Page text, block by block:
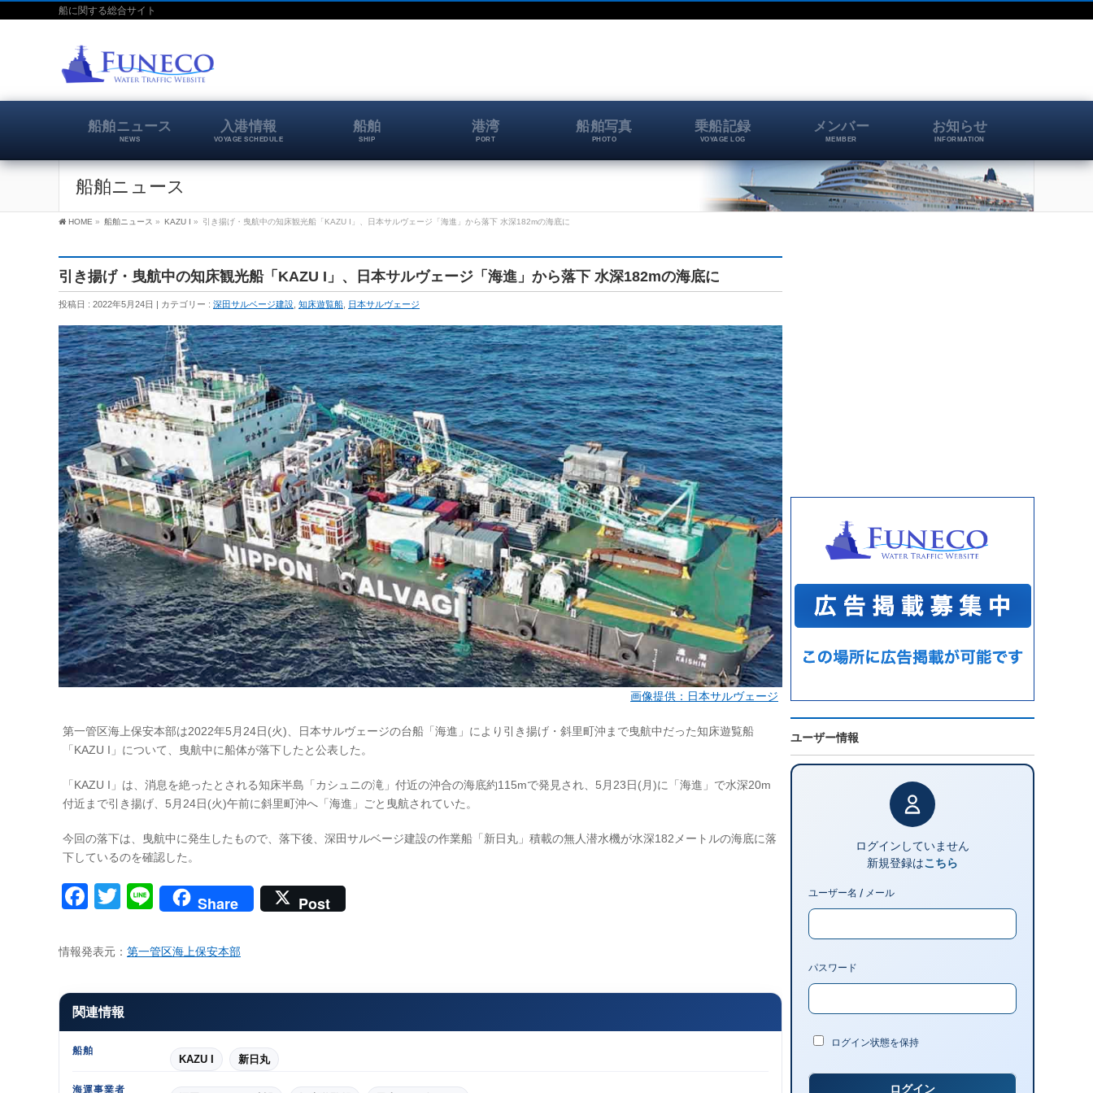
船に関する総合サイト
船舶ニュース
NEWS
入港情報
VOYAGE SCHEDULE
船舶
SHIP
港湾
PORT
船舶写真
PHOTO
乗船記録
VOYAGE LOG
メンバー
MEMBER
お知らせ
INFORMATION
船舶ニュース
HOME » 船舶ニュース » KAZU I » 引き揚げ・曳航中の知床観光船「KAZU I」、日本サルヴェージ「海進」から落下 水深182mの海底に
引き揚げ・曳航中の知床観光船「KAZU I」、日本サルヴェージ「海進」から落下 水深182mの海底に
投稿日 : 2022年5月24日 カテゴリー : 深田サルベージ建設 知床遊覧船 日本サルヴェージ
画像提供：日本サルヴェージ
第一管区海上保安本部は2022年5月24日(火)、日本サルヴェージの台船「海進」により引き揚げ・斜里町沖まで曳航中だった知床遊覧船
「KAZU I」について、曳航中に船体が落下したと公表した。
「KAZU I」は、消息を絶ったとされる知床半島「カシュニの滝」付近の沖合の海底約115mで発見され、5月23日(月)に「海進」で水深20m
付近まで引き揚げ、5月24日(火)午前に斜里町沖へ「海進」ごと曳航されていた。
今回の落下は、曳航中に発生したもので、落下後、深田サルベージ建設の作業船「新日丸」積載の無人潜水機が水深182メートルの海底に落
下しているのを確認した。
Facebook
Twitter
LineShare Post
情報発表元： 第一管区海上保安本部
関連情報
船舶
KAZU I 新日丸
海運事業者
ユーザー情報
ログインしていません
新規登録はこちら
ユーザー名 / メール
パスワード
ログイン状態を保持